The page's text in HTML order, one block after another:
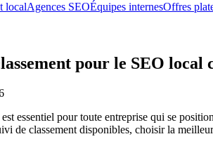
localAgences SEOÉquipes internesOffres
pour le SEO local
essentiel pour toute entreprise qui se
de classement disponibles, choisir la